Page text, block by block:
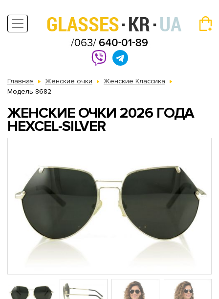
Главная Женские очки
Женские Классика
Модель 8682
ЖЕНСКИЕ ОЧКИ 2026 ГОДА
HEXCEL-SILVER